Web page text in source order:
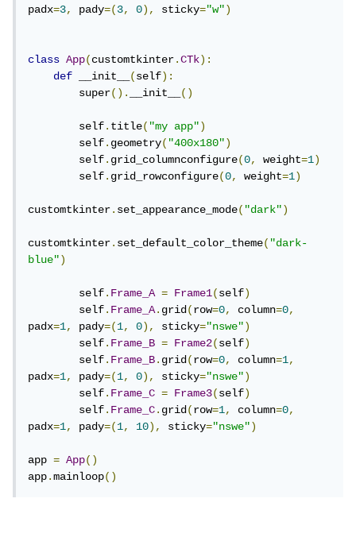
padx=3, pady=(3, 0), sticky="w")
class App(customtkinter.CTk):
def
__init__(self):
        super
(). __init__()
        self
.title("my app")
        self
.geometry("400x180")
        self
.grid_columnconfigure(0, weight=1)
        self
.grid_rowconfigure(0, weight=1)
customtkinter.set_appearance_mode("dark")
customtkinter.set_default_color_theme("dark-
blue")
        self
.Frame_A = Frame1(self)
        self
.Frame_A.grid(row=0, column=0,
padx=1, pady=(1, 0), sticky="nswe")
        self
.Frame_B = Frame2(self)
        self
.Frame_B.grid(row=0, column=1,
padx=1, pady=(1, 0), sticky="nswe")
        self
.Frame_C = Frame3(self)
        self
.Frame_C.grid(row=1, column=0,
padx=1, pady=(1, 10), sticky="nswe")
app = App()
app.mainloop()